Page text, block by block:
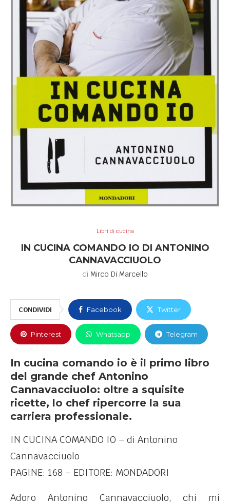
Libri di cucina
IN CUCINA COMANDO IO DI ANTONINO
CANNAVACCIUOLO
di Mirco Di Marcello
CONDIVIDI Facebook Twitter
Pinterest Whatsapp Telegram
In cucina comando io è il primo libro
del grande chef Antonino
Cannavacciuolo: oltre a squisite
ricette, lo chef ripercorre la sua
carriera professionale.
IN CUCINA COMANDO IO – di Antonino
Cannavacciuolo
PAGINE: 168 – EDITORE: MONDADORI
Adoro Antonino Cannavacciuolo, chi mi